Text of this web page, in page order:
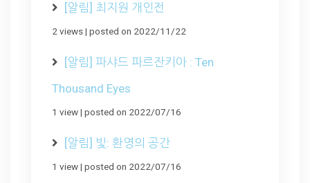
[알림] 최지원 개인전
2 views| posted on 2022/11/22
[알림] 파샤드 파르잔키아 : Ten
Thousand Eyes
1 view| posted on 2022/07/16
[알림] 빛: 환영의 공간
1 view| posted on 2022/07/16